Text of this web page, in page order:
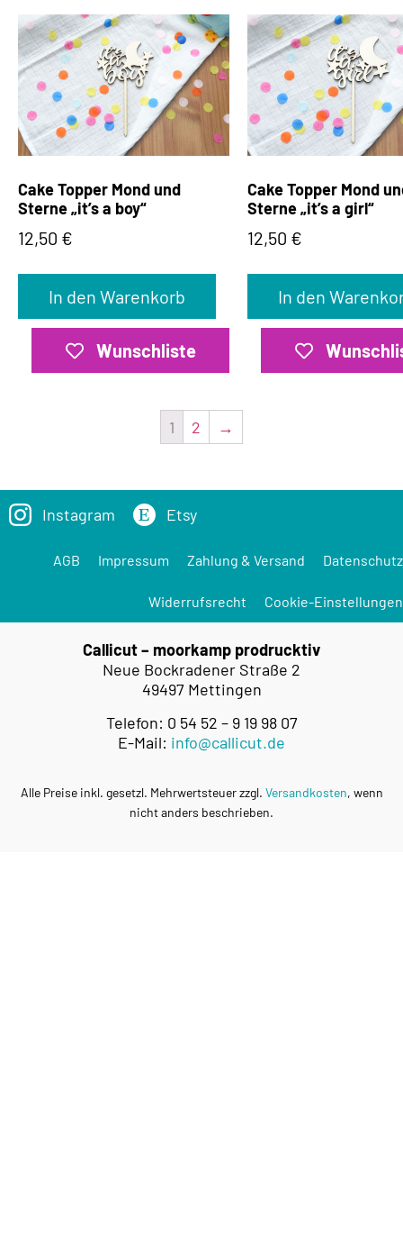
Cake Topper Mond und
Sterne „it’s a boy“
12,50 €
In den Warenkorb
Wunschliste
Cake Topper Mond
Sterne „it’s a girl“
12,50 €
In den
1 2 →
Instagram Etsy
AGB Impressum Zahlung & Versand Datenschutz
Widerrufsrecht Cookie-Einstellungen
Callicut – moorkamp prodrucktiv
Neue Bockradener Straße 2
49497 Mettingen
Telefon: 0 54 52 – 9 19 98 07
E-Mail: info@callicut.de
Alle Preise inkl. gesetzl. Mehrwertsteuer zzgl. Versandkosten, wenn
nicht anders beschrieben.